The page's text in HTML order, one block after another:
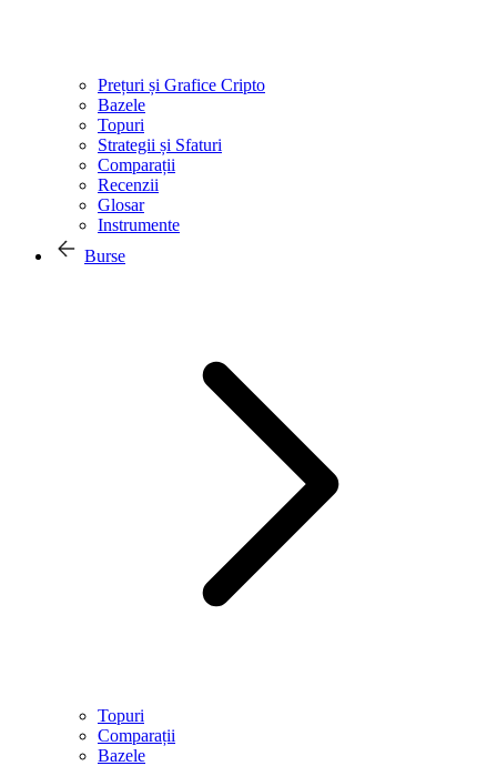
Prețuri și Grafice Cripto
Bazele
Topuri
Strategii și Sfaturi
Comparații
Recenzii
Glosar
Instrumente
Burse
Topuri
Comparații
Bazele